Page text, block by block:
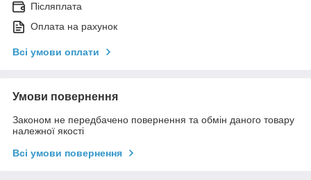
Післяплата
Оплата на рахунок
Всі умови оплати
Умови повернення
Законом не передбачено повернення та обмін даного товару
належної якості
Всі умови повернення